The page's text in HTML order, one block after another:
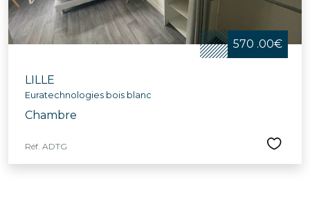
570 .00€
LILLE
Euratechnologies bois blanc
Chambre
Réf. ADTG